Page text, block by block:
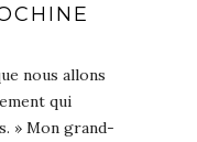
nous allons
qui
» Mon grand-